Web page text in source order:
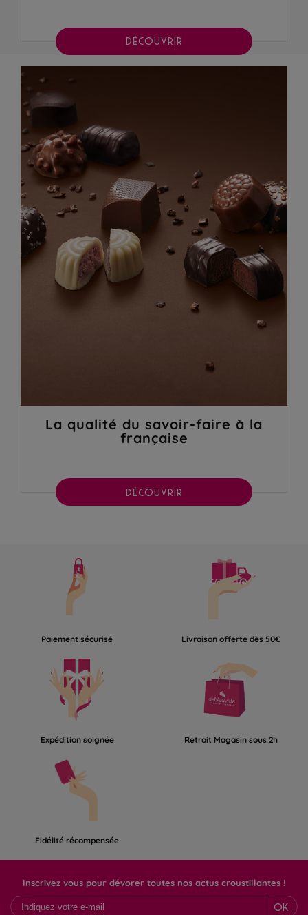
DÉCOUVRIR
La qualité du savoir-faire à la
française
DÉCOUVRIR
Paiement sécurisé Livraison offerte dès 50€
Expédition soignée Retrait Magasin sous 2h
Fidélité récompensée
Inscrivez vous pour dévorer toutes nos actus croustillantes !
OK